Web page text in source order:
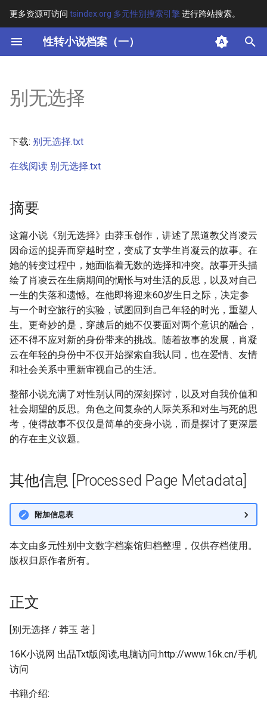
更多资源可访问 tsindex.org 多元性别搜索引擎进行跨站搜索。
性转小说档案（一）
键
开
搜
索
其他信息 [Processed Page
别无选择
下载: 别无选择.txt
在线阅读 别无选择.txt
摘要
这篇小说《别无选择》由莽玉创作，讲述了黑道教父肖凌云
因命运的捉弄而穿越时空，变成了女学生肖凝云的故事。在
她的转变过程中，她面临着无数的选择和冲突。故事开头描
绘了肖凌云在生病期间的惆怅与对生活的反思，以及对自己
一生的失落和遗憾。在他即将迎来60岁生日之际，决定参
与一个时空旅行的实验，试图回到自己年轻的时光，重塑人
生。更奇妙的是，穿越后的她不仅要面对两个意识的融合，
还不得不应对新的身份带来的挑战。随着故事的发展，肖凝
云在年轻的身份中不仅开始探索自我认同，也在爱情、友情
和社会关系中重新审视自己的生活。
整部小说充满了对性别认同的深刻探讨，以及对自我价值和
社会期望的反思。角色之间复杂的人际关系和对生与死的思
考，使得故事不仅仅是简单的变身小说，而是探讨了更深层
的存在主义议题。
其他信息 [Processed Page Metadata]
附加信息表
本文由多元性别中文数字档案馆归档整理，仅供存档使用。
版权归原作者所有。
正文
[别无选择 / 莽玉 著 ]
16K小说网 出品Txt版阅读,电脑访问:http://www.16k.cn/手机
访问
书籍介绍: